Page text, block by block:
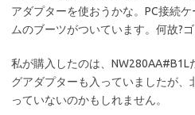
アダプターを使おうかな。PC接続
ムのブーツがついています。何故?
私が購入したのは、NW280AA#B1L
グアダプターも入っていましたが、
っていないのかもしれません。